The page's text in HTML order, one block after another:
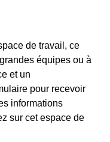
de travail, ce
équipes ou à
et un
pour recevoir
informations
sur cet espace de